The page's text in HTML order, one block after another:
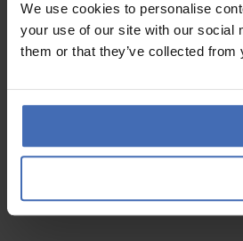
We use cookies to personalise
your use of our site with our social
them or that they’ve collected